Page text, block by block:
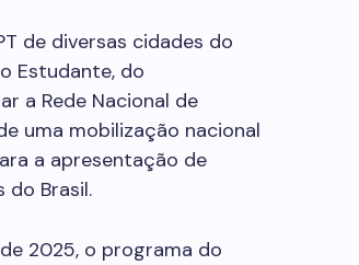
de diversas cidades do
Estudante, do
a Rede Nacional de
uma mobilização nacional
a apresentação de
do Brasil.
2025, o programa do